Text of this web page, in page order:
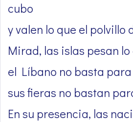
cubo
y valen lo que el polvillo
Mirad, las islas pesan
el Líbano no basta para
sus fieras no bastan
En su presencia, las